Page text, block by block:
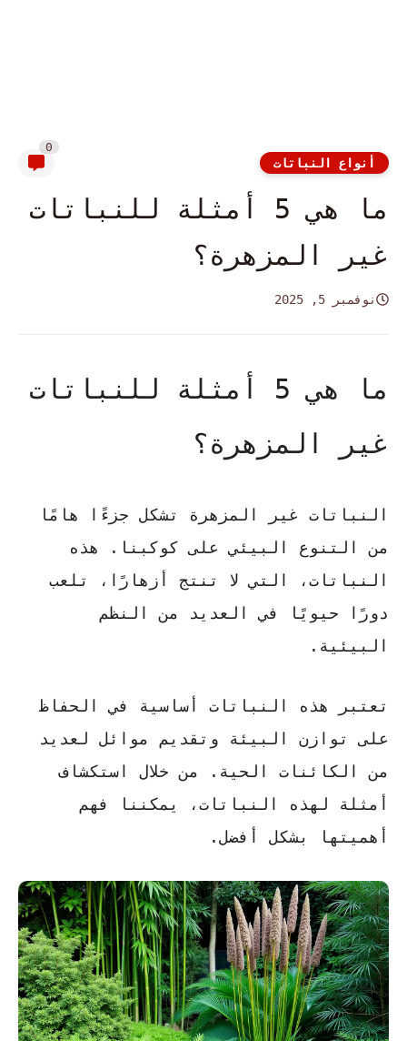
أنواع النباتات
0
ما هي 5 أمثلة للنباتات
غير المزهرة؟
نوفمبر 5, 2025
ما هي 5 أمثلة للنباتات
غير المزهرة؟
النباتات غير المزهرة تشكل جزءًا هامًا
من التنوع البيئي على كوكبنا. هذه
النباتات، التي لا تنتج أزهارًا، تلعب
دورًا حيويًا في العديد من النظم
البيئية.
تعتبر هذه النباتات أساسية في الحفاظ
على توازن البيئة وتقديم موائل لعديد
من الكائنات الحية. من خلال استكشاف
أمثلة لهذه النباتات، يمكننا فهم
أهميتها بشكل أفضل.